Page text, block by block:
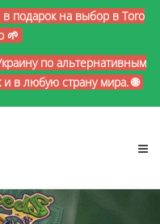
в подарок на выбор в Toro
🌱
по альтернативным
в любую страну мира. 🌐